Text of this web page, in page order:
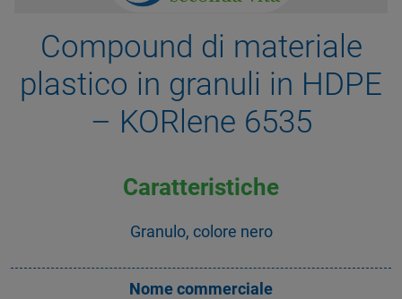
Compound di materiale
plastico in granuli in HDPE
– KORlene 6535
Caratteristiche
Granulo, colore nero
Nome commerciale